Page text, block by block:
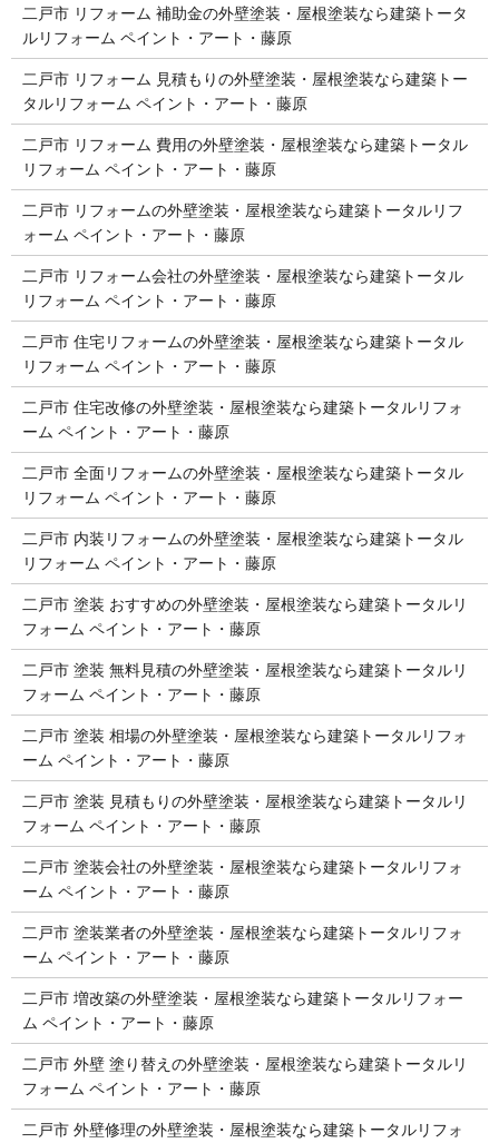
二戸市 リフォーム 補助金の外壁塗装・屋根塗装なら建築トータ
ルリフォーム ペイント・アート・藤原
二戸市 リフォーム 見積もりの外壁塗装・屋根塗装なら建築トー
タルリフォーム ペイント・アート・藤原
二戸市 リフォーム 費用の外壁塗装・屋根塗装なら建築トータル
リフォーム ペイント・アート・藤原
二戸市 リフォームの外壁塗装・屋根塗装なら建築トータルリフ
ォーム ペイント・アート・藤原
二戸市 リフォーム会社の外壁塗装・屋根塗装なら建築トータル
リフォーム ペイント・アート・藤原
二戸市 住宅リフォームの外壁塗装・屋根塗装なら建築トータル
リフォーム ペイント・アート・藤原
二戸市 住宅改修の外壁塗装・屋根塗装なら建築トータルリフォ
ーム ペイント・アート・藤原
二戸市 全面リフォームの外壁塗装・屋根塗装なら建築トータル
リフォーム ペイント・アート・藤原
二戸市 内装リフォームの外壁塗装・屋根塗装なら建築トータル
リフォーム ペイント・アート・藤原
二戸市 塗装 おすすめの外壁塗装・屋根塗装なら建築トータルリ
フォーム ペイント・アート・藤原
二戸市 塗装 無料見積の外壁塗装・屋根塗装なら建築トータルリ
フォーム ペイント・アート・藤原
二戸市 塗装 相場の外壁塗装・屋根塗装なら建築トータルリフォ
ーム ペイント・アート・藤原
二戸市 塗装 見積もりの外壁塗装・屋根塗装なら建築トータルリ
フォーム ペイント・アート・藤原
二戸市 塗装会社の外壁塗装・屋根塗装なら建築トータルリフォ
ーム ペイント・アート・藤原
二戸市 塗装業者の外壁塗装・屋根塗装なら建築トータルリフォ
ーム ペイント・アート・藤原
二戸市 増改築の外壁塗装・屋根塗装なら建築トータルリフォー
ム ペイント・アート・藤原
二戸市 外壁 塗り替えの外壁塗装・屋根塗装なら建築トータルリ
フォーム ペイント・アート・藤原
二戸市 外壁修理の外壁塗装・屋根塗装なら建築トータルリフォ